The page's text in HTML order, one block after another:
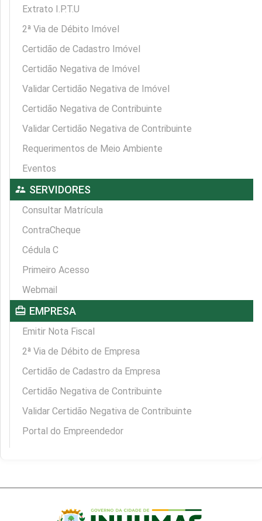
Extrato I.P.T.U
2ª Via de Débito Imóvel
Certidão de Cadastro Imóvel
Certidão Negativa de Imóvel
Validar Certidão Negativa de Imóvel
Certidão Negativa de Contribuinte
Validar Certidão Negativa de Contribuinte
Requerimentos de Meio Ambiente
Eventos
supervisor_account SERVIDORES
Consultar Matrícula
ContraCheque
Cédula C
Primeiro Acesso
Webmail
card_travel EMPRESA
Emitir Nota Fiscal
2ª Via de Débito de Empresa
Certidão de Cadastro da Empresa
Certidão Negativa de Contribuinte
Validar Certidão Negativa de Contribuinte
Portal do Empreendedor